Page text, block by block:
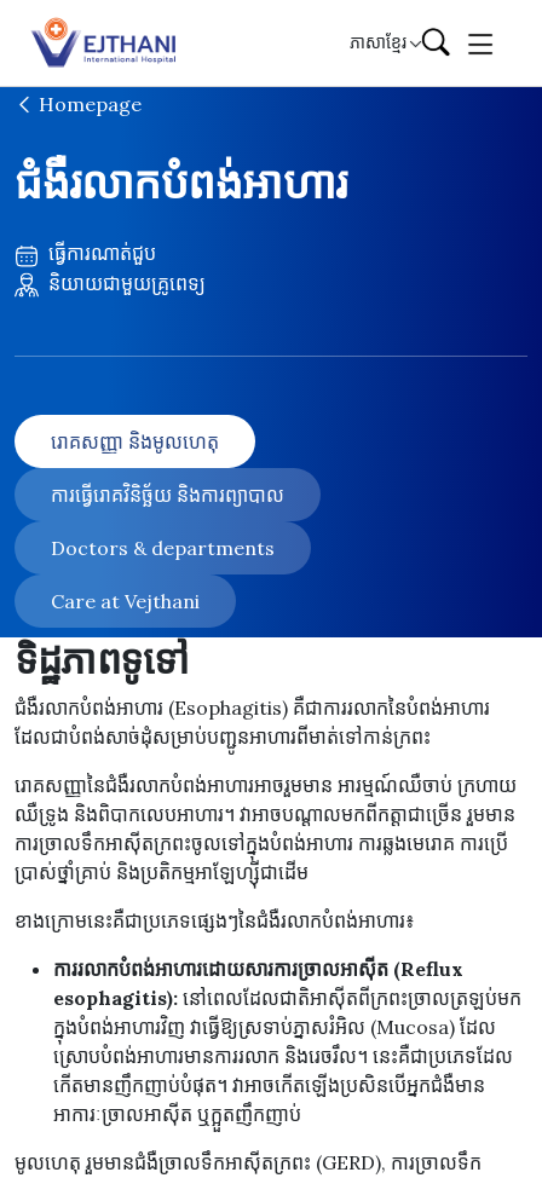
Skip to content
ភាសាខ្មែរ
Homepage
ជំងឺរលាកបំពង់អាហារ
ធ្វើការណាត់ជួប
និយាយជាមួយគ្រូពេទ្យ
រោគសញ្ញា និងមូលហេតុ
ការធ្វើរោគវិនិច្ឆ័យ និងការព្យាបាល
Doctors & departments
Care at Vejthani
ទិដ្ឋភាពទូទៅ
ជំងឺរលាកបំពង់អាហារ (Esophagitis) គឺជាការរលាកនៃបំពង់អាហារ
ដែលជាបំពង់សាច់ដុំសម្រាប់បញ្ជូនអាហារពីមាត់ទៅកាន់ក្រពះ
រោគសញ្ញានៃជំងឺរលាកបំពង់អាហារអាចរួមមាន អារម្មណ៍ឈឺចាប់ ក្រហាយ
ឈឺទ្រូង និងពិបាកលេបអាហារ។ វាអាចបណ្តាលមកពីកត្តាជាច្រើន រួមមាន
ការច្រាលទឹកអាស៊ីតក្រពះចូលទៅក្នុងបំពង់អាហារ ការឆ្លងមេរោគ ការប្រើ
ប្រាស់ថ្នាំគ្រាប់ និងប្រតិកម្មអាឡែហ្ស៊ីជាដើម
ខាងក្រោមនេះគឺជាប្រភេទផ្សេងៗនៃជំងឺរលាកបំពង់អាហារ៖
ការរលាកបំពង់អាហារដោយសារការច្រាលអាស៊ីត (Reflux
esophagitis): នៅពេលដែលជាតិអាស៊ីតពីក្រពះច្រាលត្រឡប់មក
ក្នុងបំពង់អាហារវិញ វាធ្វើឱ្យស្រទាប់ភ្នាសរំអិល (Mucosa) ដែល
ស្រោបបំពង់អាហារមានការរលាក និងរេចរឹល។ នេះគឺជាប្រភេទដែល
កើតមានញឹកញាប់បំផុត។ វាអាចកើតឡើងប្រសិនបើអ្នកជំងឺមាន
អាការៈច្រាលអាស៊ីត ឬក្អួតញឹកញាប់
មូលហេតុ រួមមានជំងឺច្រាលទឹកអាស៊ីតក្រពះ (GERD), ការច្រាលទឹក